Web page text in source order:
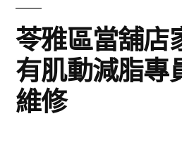
苓雅區當舖店
有肌動減脂專
維修